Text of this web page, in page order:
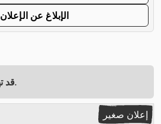
الإبلاغ عن الإعلان
قد تهمك أيضًا هذه الإعلانات.
إعلان صغير